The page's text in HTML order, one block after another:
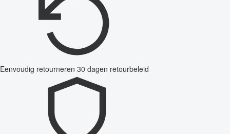
Eenvoudig retourneren 30 dagen retourbeleid